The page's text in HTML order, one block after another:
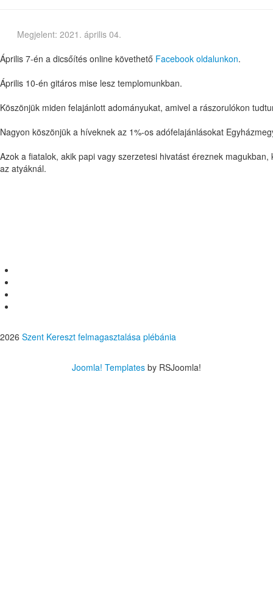
Megjelent: 2021. április 04.
Április 7-én a dicsőítés online követhető Facebook oldalunkon.
Április 10-én gitáros mise lesz templomunkban.
Köszönjük miden felajánlott adományukat, amivel a rászorulókon
Nagyon köszönjük a híveknek az 1%-os adófelajánlásokat
Azok a fiatalok, akik papi vagy szerzetesi hivatást éreznek
az atyáknál.
2026 Szent Kereszt felmagasztalása plébánia
Joomla! Templates by RSJoomla!